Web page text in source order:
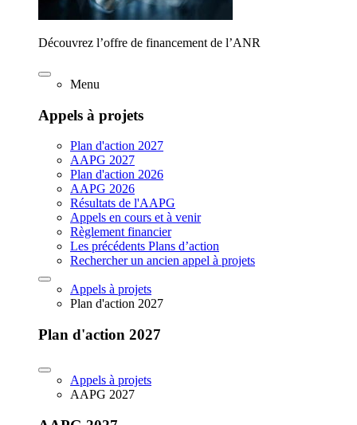
Découvrez l’offre de financement de l’ANR
Menu
Appels à projets
Plan d'action 2027
AAPG 2027
Plan d'action 2026
AAPG 2026
Résultats de l'AAPG
Appels en cours et à venir
Règlement financier
Les précédents Plans d’action
Rechercher un ancien appel à projets
Appels à projets
Plan d'action 2027
Plan d'action 2027
Appels à projets
AAPG 2027